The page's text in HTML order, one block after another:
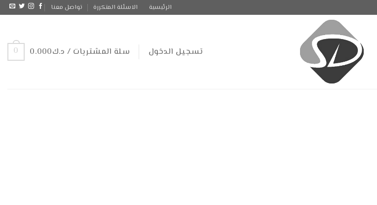
الرئيسية الاسئلة المتكررة تواصل معنا
تسجيل الدخول سلة المشتريات / د.ك0.000
0